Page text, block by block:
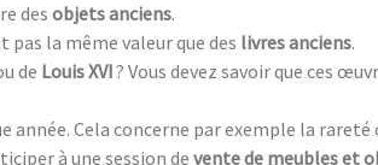
des objets anciens.
la même valeur que des livres anciens.
de Louis XVI? Vous devez savoir que ces
année. Cela concerne par exemple la rareté
à une session de vente de meubles et